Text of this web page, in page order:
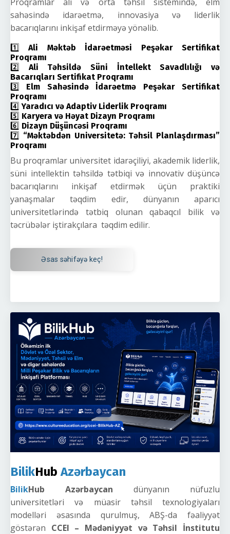
sahəsində idarəetmə, innovasiya və liderlik
bacarıqlarını inkişaf etdirməyə yönəlib.
1️⃣Ali Məktəb İdarəetməsi Peşəkar Sertifikat
Proqramı
2️⃣ Ali Təhsildə Süni İntellekt Savadlılığı və
Bacarıqları Sertifikat Proqramı
3️⃣ Elm Sahəsində İdarəetmə Peşəkar Sertifikat
Proqramı
4️⃣Yaradıcı və Adaptiv Liderlik Proqramı
5️⃣ Karyera və Həyat Dizayn Proqramı
6️⃣ Dizayn Düşüncəsi Proqramı
7️⃣ “Məktəbdən Universitetə: Təhsil Planlaşdırması”
Proqramı
Bu proqramlar universitet idarəçiliyi, akademik liderlik,
süni intellektin təhsildə tətbiqi və innovativ düşüncə
bacarıqlarını inkişaf etdirmək üçün praktiki
yanaşmalar təqdim edir, dünyanın aparıcı
universitetlərində tətbiq olunan qabaqcıl bilik və
təcrübələr iştirakçılara təqdim edilir.
Əsas səhifəyə keç!
BilikHubAzərbaycan
BilikHub Azərbaycan dünyanın nüfuzlu
universitetləri və müasir təhsil texnologiyaları
modelləri əsasında qurulmuş, ABŞ-da fəaliyyət
göstərən CCEI – Mədəniyyət və Təhsil İnstitutu